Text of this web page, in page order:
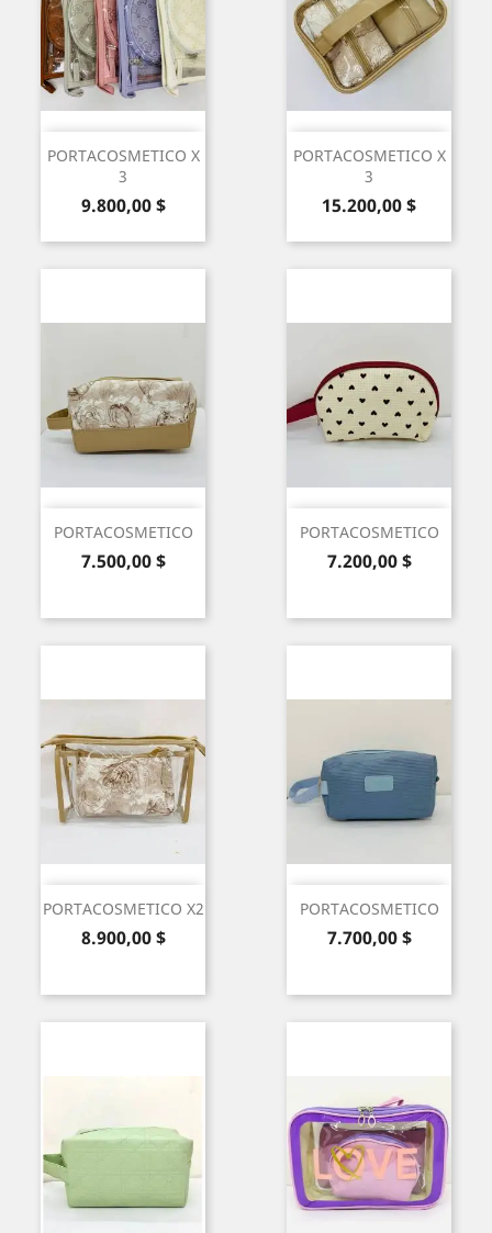
PORTACOSMETICO X
3
Precio
9.800,00 $
PORTACOSMETICO X
3
Precio
15.200,00 $
PORTACOSMETICO
Precio
7.500,00 $
PORTACOSMETICO
Precio
7.200,00 $
PORTACOSMETICO X2
Precio
8.900,00 $
PORTACOSMETICO
Precio
7.700,00 $